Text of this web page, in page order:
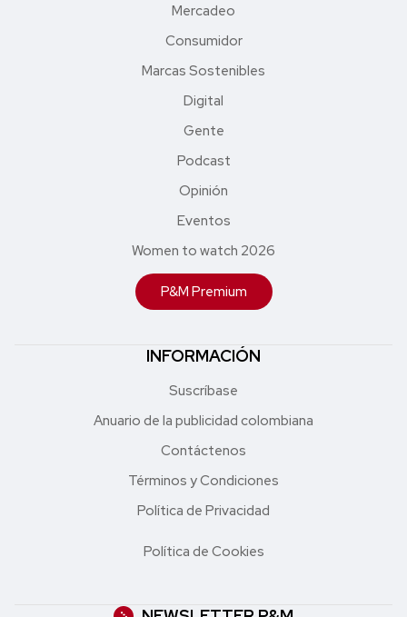
Mercadeo
Consumidor
Marcas Sostenibles
Digital
Gente
Podcast
Opinión
Eventos
Women to watch 2026
P&M Premium
INFORMACIÓN
Suscríbase
Anuario de la publicidad colombiana
Contáctenos
Términos y Condiciones
Política de Privacidad
Política de Cookies